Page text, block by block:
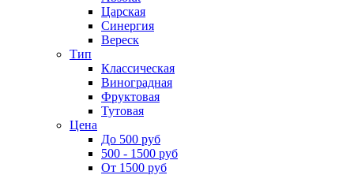
Царская
Синергия
Вереск
Тип
Классическая
Виноградная
Фруктовая
Тутовая
Цена
До 500 руб
500 - 1500 руб
От 1500 руб